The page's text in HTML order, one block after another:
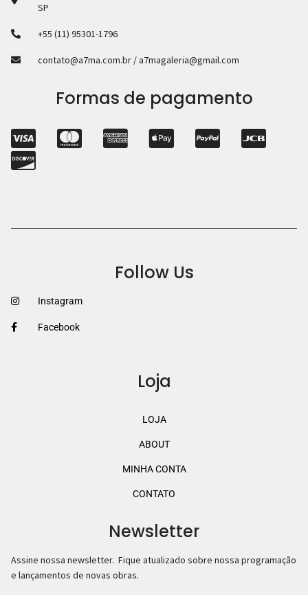
SP
+55 (11) 95301-1796
contato@a7ma.com.br / a7magaleria@gmail.com
Formas de pagamento
Follow Us
Instagram
Facebook
Loja
LOJA
ABOUT
MINHA CONTA
CONTATO
Newsletter
Assine nossa newsletter. Fique atualizado sobre nossa programação
e lançamentos de novas obras.